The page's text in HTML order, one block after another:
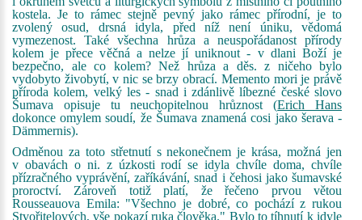
kostela. Je to rámec stejně pevný jako rámec přírodní, je to
zvolený osud, drsná idyla, před níž není úniku, vědomá
vymezenost. Také všechna hrůza a neuspořádanost přírody
kolem je přece věčná a nelze jí uniknout - v dlani Boží je
bezpečno, ale co kolem? Než hrůza a děs. z ničeho bylo
vydobyto živobytí, v nic se brzy obrací. Memento mori je právě
příroda kolem, velký les - snad i zdánlivě líbezné české slovo
Šumava opisuje tu neuchopitelnou hrůznost (Erich Hans
dokonce omylem soudí, že Šumava znamená cosi jako šerava -
Dämmernis).
Odměnou za toto střetnutí s nekonečnem je krása, možná jen
v obavách o ni. z úzkosti rodí se idyla chvíle doma, chvíle
přízračného vyprávění, zaříkávání, snad i čehosi jako šumavské
proroctví. Zároveň totiž platí, že řečeno prvou větou
Rousseauova Emila: "Všechno je dobré, co pochází z rukou
Stvořitelových, vše pokazí ruka člověka." Bylo to tíhnutí k idyle